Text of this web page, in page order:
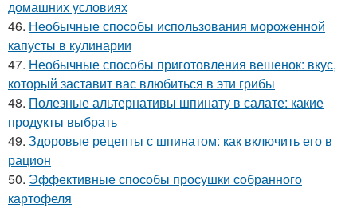
домашних условиях
46. Необычные способы использования мороженной
капусты в кулинарии
47. Необычные способы приготовления вешенок: вкус,
который заставит вас влюбиться в эти грибы
48. Полезные альтернативы шпинату в салате: какие
продукты выбрать
49. Здоровые рецепты с шпинатом: как включить его в
рацион
50. Эффективные способы просушки собранного
картофеля